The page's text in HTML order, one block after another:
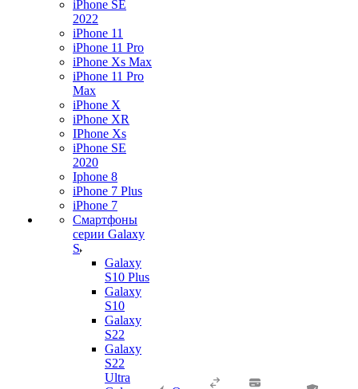
iPhone SE
2022
iPhone 11
iPhone 11 Pro
iPhone Xs Max
iPhone 11 Pro
Max
iPhone X
iPhone XR
IPhone Xs
iPhone SE
2020
Iphone 8
iPhone 7 Plus
iPhone 7
Смартфоны
серии Galaxy
S
Galaxy
S10 Plus
Galaxy
S10
Galaxy
S22
Galaxy
S22
Ultra